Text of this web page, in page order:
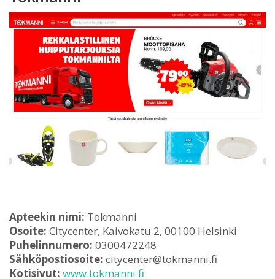
Apteekin nimi: Tokmanni
Osoite: Citycenter, Kaivokatu 2, 00100 Helsinki
Puhelinnumero: 0300472248
Sähköpostiosoite: citycenter@tokmanni.fi
Kotisivut: www.tokmanni.fi